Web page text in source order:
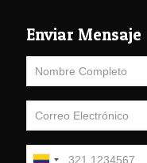
Enviar Mensaje